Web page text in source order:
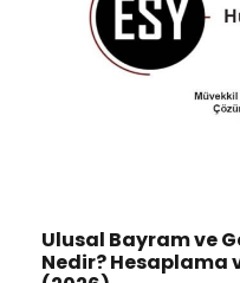
Ulusal Bayram ve
Nedir? Hesaplama